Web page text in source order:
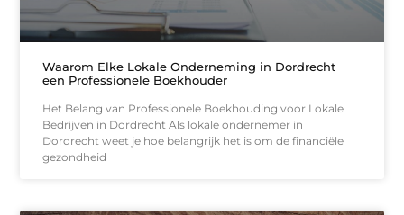
Waarom Elke Lokale Onderneming in Dordrecht
een Professionele Boekhouder
Het Belang van Professionele Boekhouding voor Lokale
Bedrijven in Dordrecht Als lokale ondernemer in
Dordrecht weet je hoe belangrijk het is om de financiële
gezondheid